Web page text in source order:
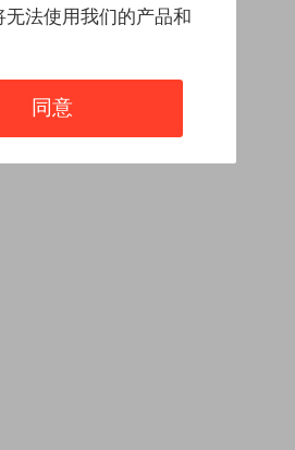
无法使用我们的产品和
同意